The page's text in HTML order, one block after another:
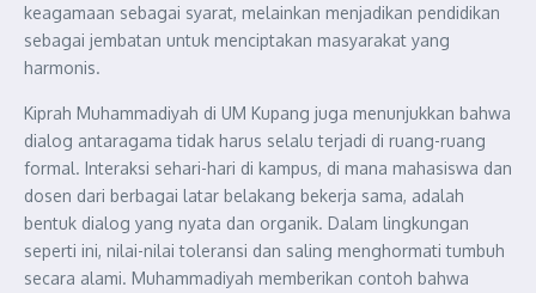
keagamaan sebagai syarat, melainkan menjadikan pendidikan
sebagai jembatan untuk menciptakan masyarakat yang
harmonis.
Kiprah Muhammadiyah di UM Kupang juga menunjukkan bahwa
dialog antaragama tidak harus selalu terjadi di ruang-ruang
formal. Interaksi sehari-hari di kampus, di mana mahasiswa dan
dosen dari berbagai latar belakang bekerja sama, adalah
bentuk dialog yang nyata dan organik. Dalam lingkungan
seperti ini, nilai-nilai toleransi dan saling menghormati tumbuh
secara alami. Muhammadiyah memberikan contoh bahwa